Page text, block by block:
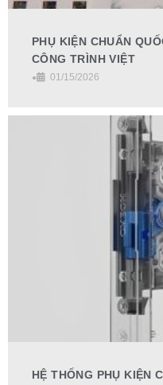
PHỤ KIỆN CHUẨN
CÔNG TRÌNH VIỆT
•
01/15/2026
HỆ THỐNG PHỤ KIỆN